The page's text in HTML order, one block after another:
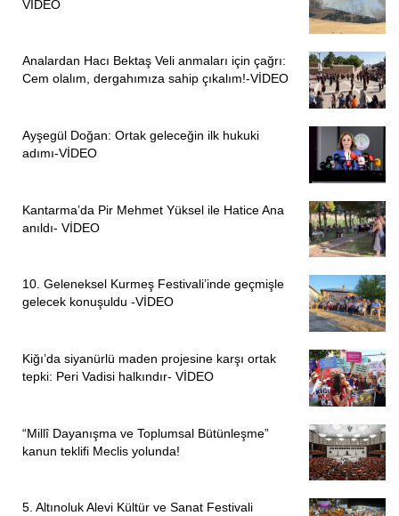
VİDEO
Analardan Hacı Bektaş Veli anmaları için çağrı:
Cem olalım, dergahımıza sahip çıkalım!-VİDEO
Ayşegül Doğan: Ortak geleceğin ilk hukuki
adımı-VİDEO
Kantarma’da Pir Mehmet Yüksel ile Hatice Ana
anıldı- VİDEO
10. Geleneksel Kurmeş Festivali’inde geçmişle
gelecek konuşuldu -VİDEO
Kiğı’da siyanürlü maden projesine karşı ortak
tepki: Peri Vadisi halkındır- VİDEO
“Millî Dayanışma ve Toplumsal Bütünleşme”
kanun teklifi Meclis yolunda!
5. Altınoluk Alevi Kültür ve Sanat Festivali